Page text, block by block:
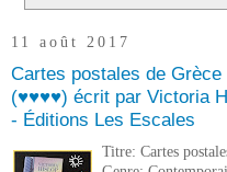
11 août 2017
Cartes postales de Grèce
(♥♥♥♥) écrit par Victoria
- Éditions Les Escales
Titre: Cartes